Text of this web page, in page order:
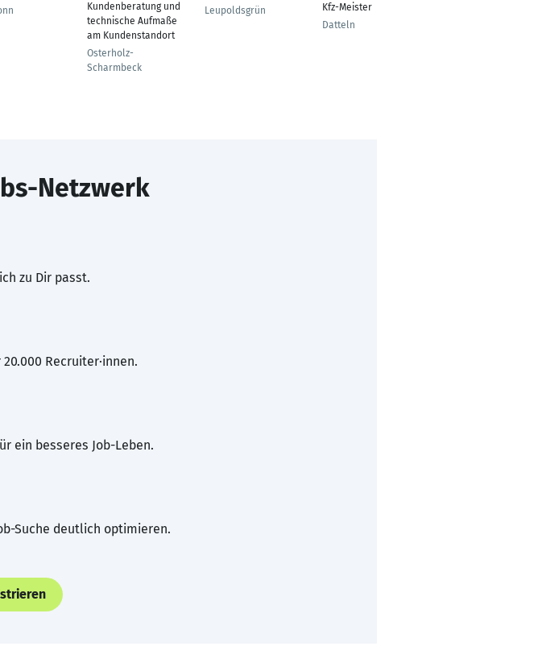
Kundenberatung und
technische Aufmaße
am Kundenstandort
Osterholz-
Scharmbeck
Leupoldsgrün
Kfz-Meister
Datteln
Netzwerk
zu Dir passt.
Recruiter·innen.
ein besseres Job-Leben.
Suche deutlich optimieren.